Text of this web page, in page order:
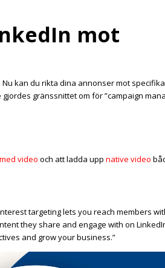
mot
kan du rikta dina annonser mot
gränssnittet om för ”campaign
video och att ladda upp native video
targeting lets you reach members
they share and engage with on
and grow your business.”